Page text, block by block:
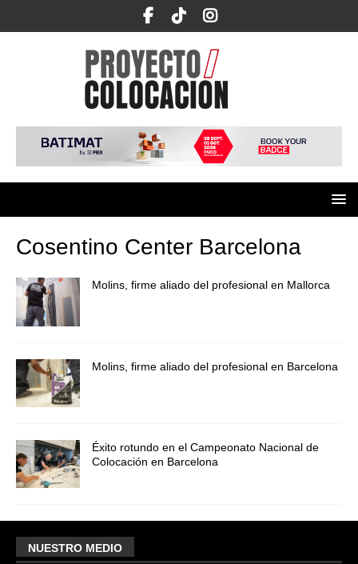
Cosentino Center Barcelona
Molins, firme aliado del profesional en Mallorca
Molins, firme aliado del profesional en Barcelona
Éxito rotundo en el Campeonato Nacional de
Colocación en Barcelona
NUESTRO MEDIO